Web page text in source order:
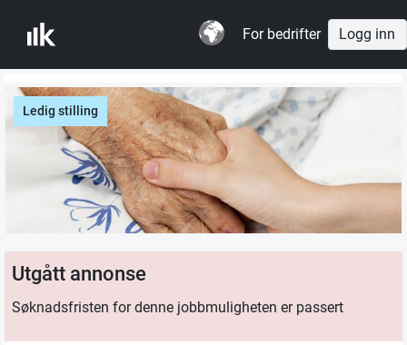
For bedrifter Logg inn
Ledig stilling
Utgått annonse
Søknadsfristen for denne jobbmuligheten er passert